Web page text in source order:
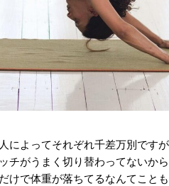
によってそれぞれ千差万別です
チがうまく切り替わってないか
けで体重が落ちてるなんてこと